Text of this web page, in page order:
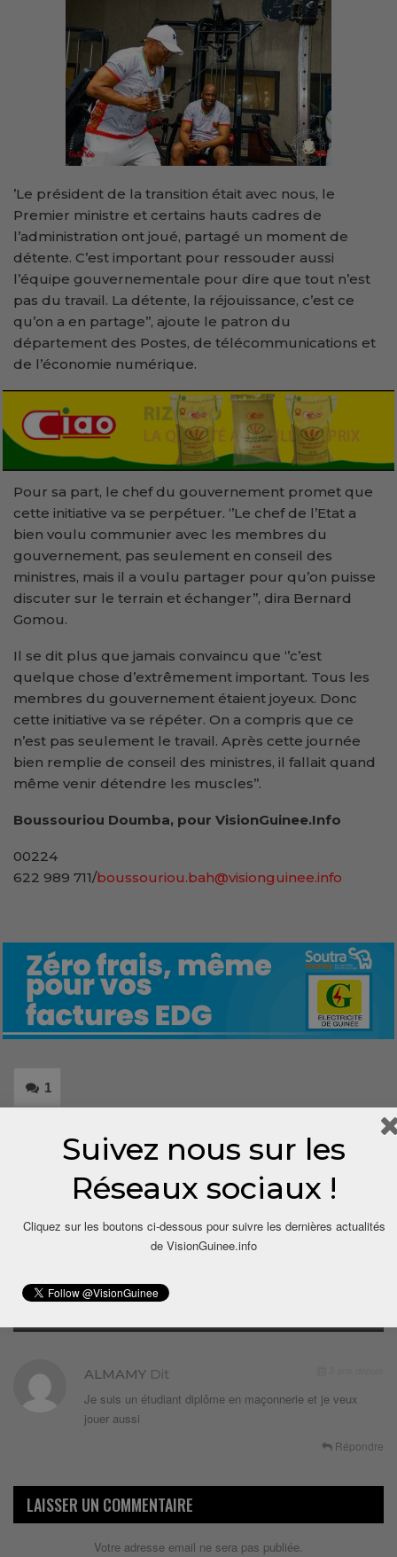
’Le président de la transition était avec nous, le
Premier ministre et certains hauts cadres de
l’administration ont joué, partagé un moment de
détente. C’est important pour ressouder aussi
l’équipe gouvernementale pour dire que tout n’est
pas du travail. La détente, la réjouissance, c’est ce
qu’on a en partage’’, ajoute le patron du
département des Postes, de télécommunications et
de l’économie numérique.
Pour sa part, le chef du gouvernement promet que
cette initiative va se perpétuer. ‘’Le chef de l’Etat a
bien voulu communier avec les membres du
gouvernement, pas seulement en conseil des
ministres, mais il a voulu partager pour qu’on puisse
discuter sur le terrain et échanger’’, dira Bernard
Gomou.
Il se dit plus que jamais convaincu que ‘’c’est
quelque chose d’extrêmement important. Tous les
membres du gouvernement étaient joyeux. Donc
cette initiative va se répéter. On a compris que ce
n’est pas seulement le travail. Après cette journée
bien remplie de conseil des ministres, il fallait quand
même venir détendre les muscles’’.
Boussouriou Doumba, pour VisionGuinee.Info
00224
622 989 711/boussouriou.bah@visionguinee.info
1
Share
ALMAMY Dit
Je suis un étudiant diplôme en maçonnerie et je veux
jouer aussi
Répondre
LAISSER UN COMMENTAIRE
Votre adresse email ne sera pas publiée.
Suivez nous sur les
Réseaux sociaux !
Cliquez sur les boutons ci-dessous pour suivre les dernières actualités
de VisionGuinee.info